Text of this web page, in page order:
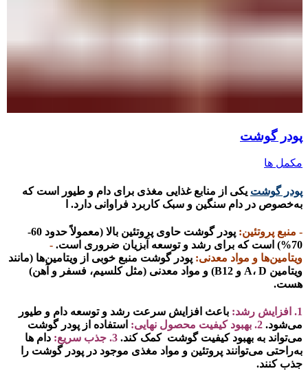
پودر گوشت
مکمل ها
پودر گوشت یکی از منابع غذایی مغذی برای دام و طیور است که
به‌خصوص در دام سنگین و سبک کاربرد فراوانی دارد. ا
- منبع پروتئین:
پودر گوشت حاوی پروتئین بالا (معمولاً حدود 60-
70%) است که برای رشد و توسعه آبزیان ضروری است.
-
ویتامین‌ها و مواد معدنی: پودر گوشت منبع خوبی از ویتامین‌ها (مانند
ویتامین A، D و B12) و مواد معدنی (مثل کلسیم، فسفر و آهن)
هست.
1. افزایش رشد:
باعث افزایش سرعت رشد و توسعه دام و طیور
می‌شود. 2. بهبود کیفیت محصول نهایی:
استفاده از پودر گوشت
می‌تواند به بهبود کیفیت گوشت کمک کند. 3. جذب سریع:
دام ها
به‌راحتی می‌توانند پروتئین و مواد مغذی موجود در پودر گوشت را
جذب کنند.